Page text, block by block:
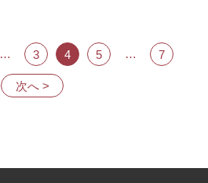
… 3 4 5 … 7
次へ >